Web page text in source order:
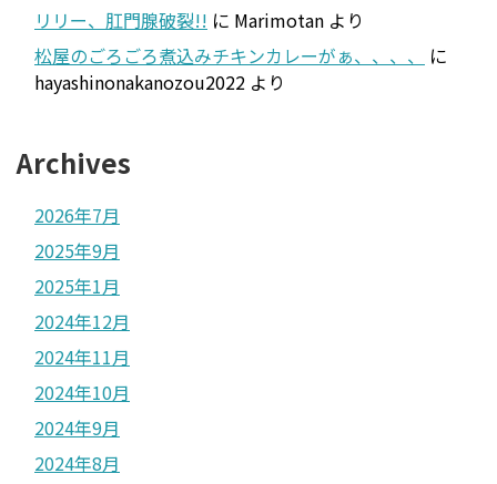
リリー、肛門腺破裂!! に Marimotan より
松屋のごろごろ煮込みチキンカレーがぁ、、、、
に
hayashinonakanozou2022 より
Archives
2026年7月
2025年9月
2025年1月
2024年12月
2024年11月
2024年10月
2024年9月
2024年8月